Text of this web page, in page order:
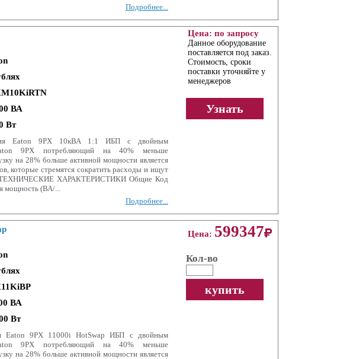
Подробнее...
Цена: по запросу
Данное оборудование
поставляется под заказ.
Стоимость, сроки
поставки уточняйте у
менеджеров
Узнать
ВА
Вт
Eaton 9PX 10кВА 1:1 ИБП с двойным
9PX потребляющий на 40% меньше
на 28% больше активной мощности является
которые стремятся сократить расходы и ищут
ТЕХНИЧЕСКИЕ ХАРАКТЕРИСТИКИ Общие Код
мощность (ВА/...
Подробнее...
Цена: 599347
Кол-во
купить
ВА
Вт
Eaton 9PX 11000i HotSwap ИБП с двойным
9PX потребляющий на 40% меньше
на 28% больше активной мощности является